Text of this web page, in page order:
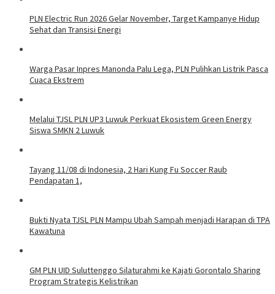
PLN Electric Run 2026 Gelar November, Target Kampanye Hidup
Sehat dan Transisi Energi
Warga Pasar Inpres Manonda Palu Lega, PLN Pulihkan Listrik Pasca
Cuaca Ekstrem
Melalui TJSL PLN UP3 Luwuk Perkuat Ekosistem Green Energy
Siswa SMKN 2 Luwuk
Tayang 11/08 di Indonesia, 2 Hari Kung Fu Soccer Raub
Pendapatan 1,
Bukti Nyata TJSL PLN Mampu Ubah Sampah menjadi Harapan di TPA
Kawatuna
GM PLN UID Suluttenggo Silaturahmi ke Kajati Gorontalo Sharing
Program Strategis Kelistrikan